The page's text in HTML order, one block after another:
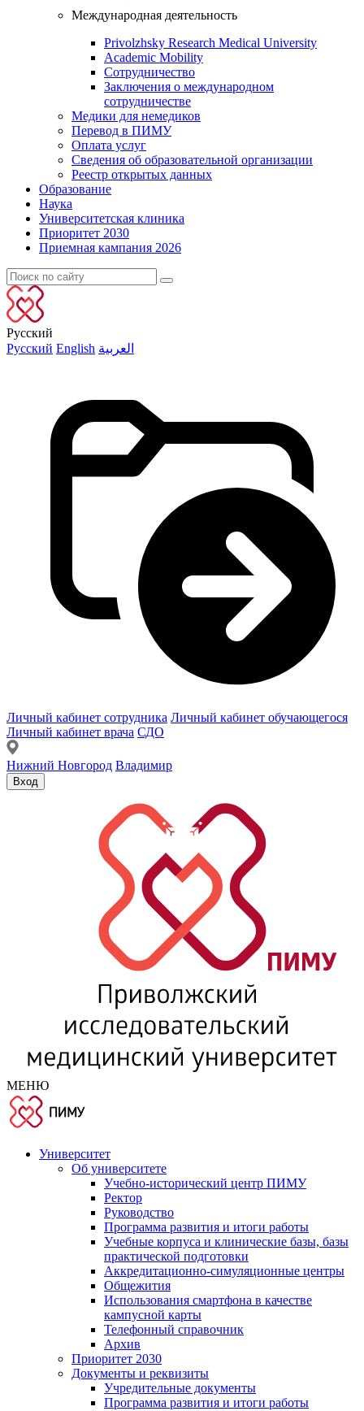
Международная деятельность
Privolzhsky Research Medical University
Academic Mobility
Сотрудничество
Заключения о международном
сотрудничестве
Медики для немедиков
Перевод в ПИМУ
Оплата услуг
Сведения об образовательной организации
Реестр открытых данных
Образование
Наука
Университетская клиника
Приоритет 2030
Приемная кампания 2026
Русский
Русский English العربية
Личный кабинет сотрудника Личный кабинет обучающегося
Личный кабинет врача СДО
Нижний Новгород Владимир
Вход
МЕНЮ
Университет
Об университете
Учебно-исторический центр ПИМУ
Ректор
Руководство
Программа развития и итоги работы
Учебные корпуса и клинические базы, базы
практической подготовки
Аккредитационно-симуляционные центры
Общежития
Использования смартфона в качестве
кампусной карты
Телефонный справочник
Архив
Приоритет 2030
Документы и реквизиты
Учредительные документы
Программа развития и итоги работы